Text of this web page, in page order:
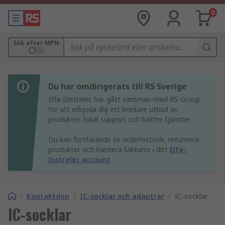
0
Sök efter MPN
Du har omdirigerats till RS Sverige
Elfa-Distrelec har gått samman med RS Group
för att erbjuda dig ett bredare utbud av
produkter, lokal support och bättre tjänster.
Du kan fortfarande se orderhistorik, returnera
produkter och hantera fakturor i ditt Elfa-
Distrelec account
/ Kontaktdon / IC-socklar och adaptrar / IC-socklar
IC-socklar